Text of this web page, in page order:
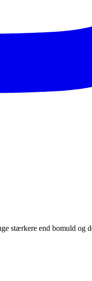
stærkere end bomuld og